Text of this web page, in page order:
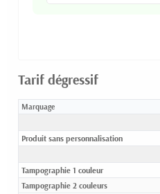
Tarif dégressif
Marquage
Produit sans personnalisation
Tampographie 1 couleur
Tampographie 2 couleurs